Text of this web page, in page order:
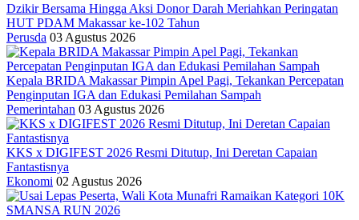
Dzikir Bersama Hingga Aksi Donor Darah Meriahkan Peringatan
HUT PDAM Makassar ke-102 Tahun
Perusda 03 Agustus 2026
Kepala BRIDA Makassar Pimpin Apel Pagi, Tekankan Percepatan
Penginputan IGA dan Edukasi Pemilahan Sampah
Pemerintahan 03 Agustus 2026
KKS x DIGIFEST 2026 Resmi Ditutup, Ini Deretan Capaian
Fantastisnya
Ekonomi 02 Agustus 2026